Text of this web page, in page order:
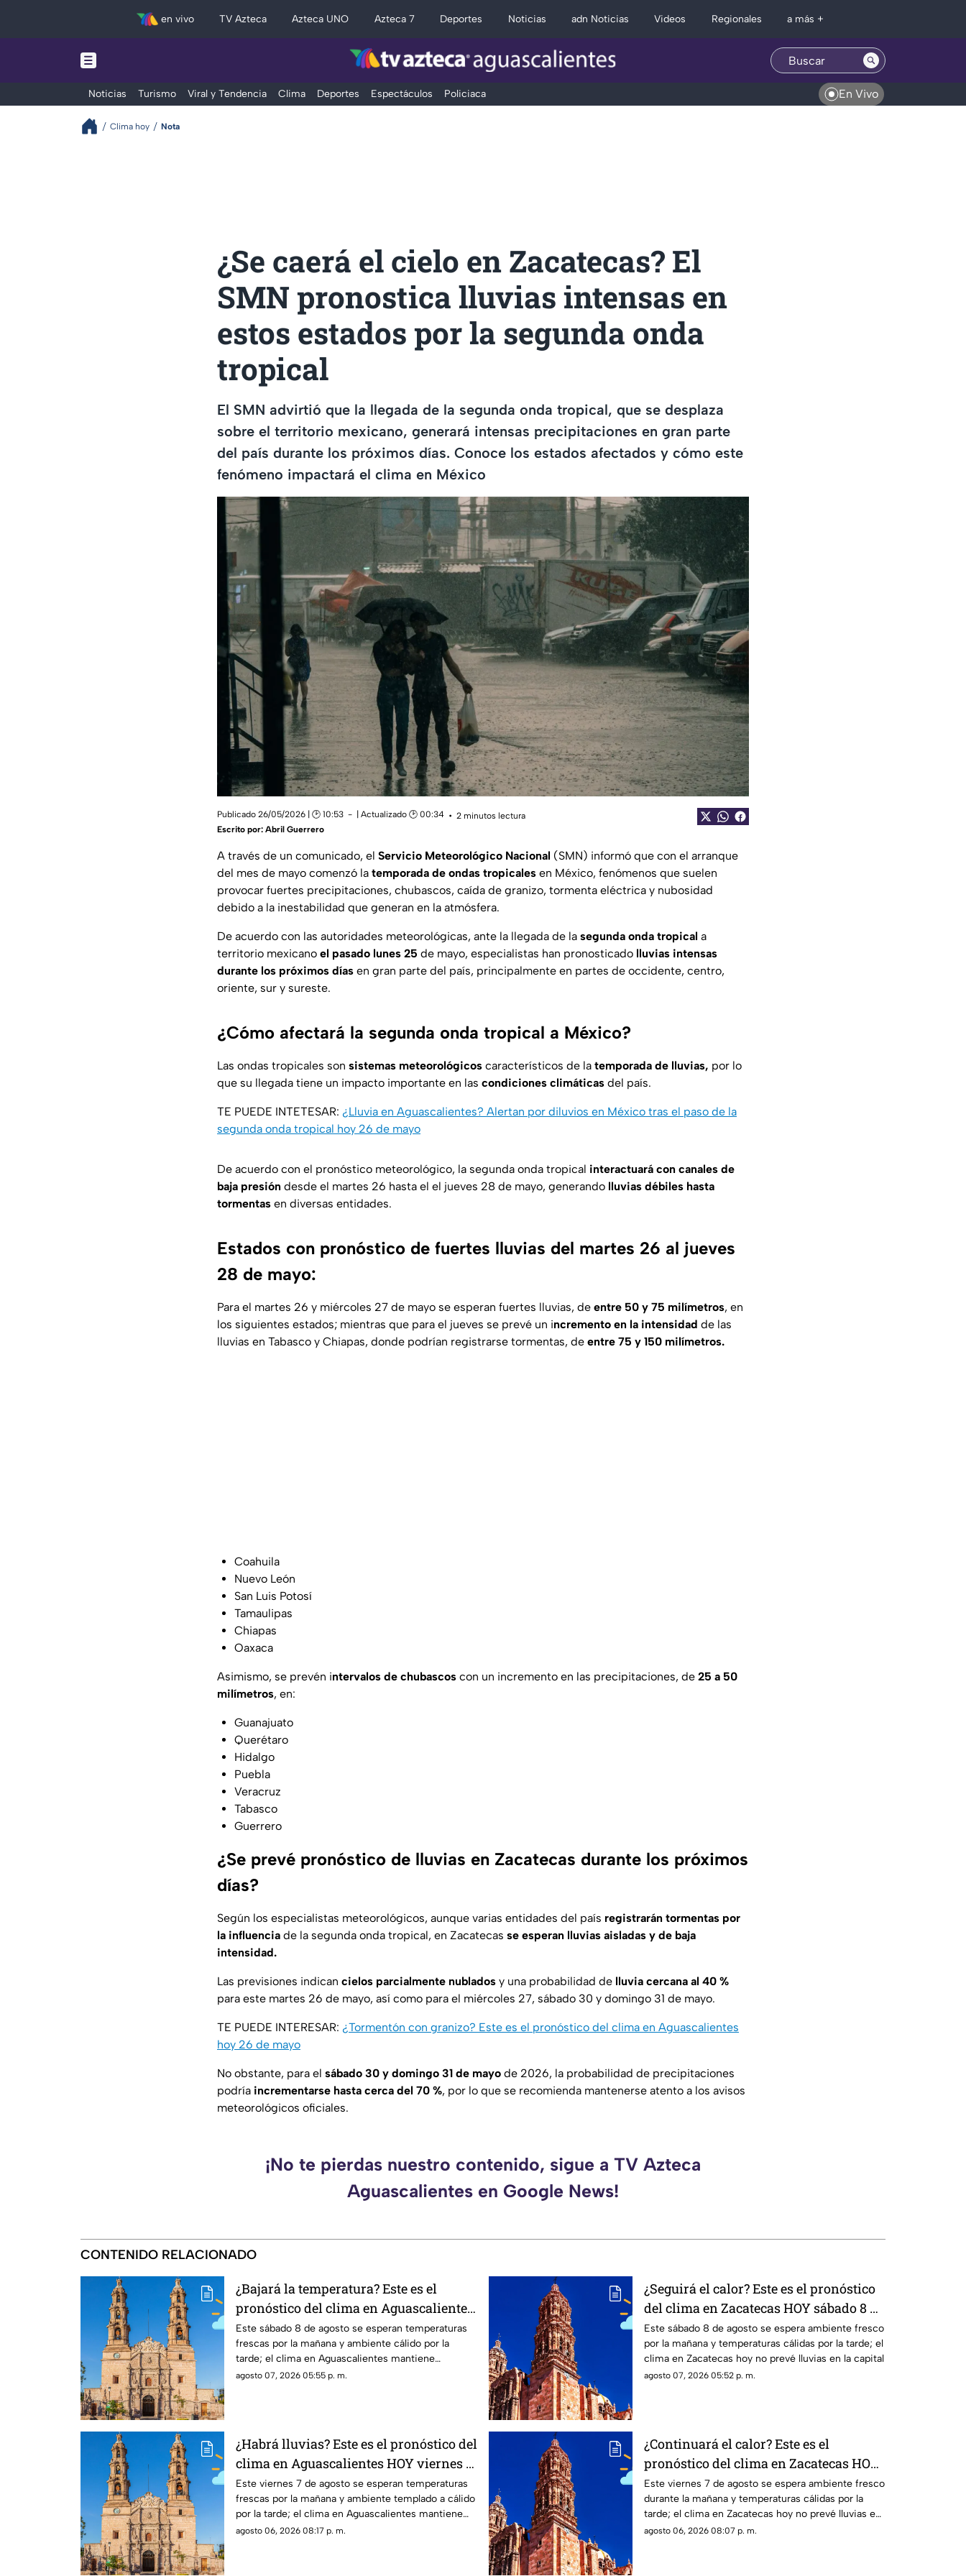
en vivo TV Azteca Azteca UNO Azteca 7 Deportes Noticias adn Noticias Videos Regionales a más +
Noticias Turismo Viral y Tendencia Clima Deportes Espectáculos Policiaca En Vivo
Clima hoy Nota
¿Se caerá el cielo en Zacatecas? El
SMN pronostica lluvias intensas en
estos estados por la segunda onda
tropical
El SMN advirtió que la llegada de la segunda onda tropical, que se desplaza
sobre el territorio mexicano, generará intensas precipitaciones en gran parte
del país durante los próximos días. Conoce los estados afectados y cómo este
fenómeno impactará el clima en México
Publicado 26/05/2026 | 🕑 10:53 | Actualizado 🕑 00:34
2 minutos lectura
Escrito por: Abril Guerrero
A través de un comunicado, el Servicio Meteorológico Nacional (SMN) informó que con el arranque
del mes de mayo comenzó la temporada de ondas tropicales en México, fenómenos que suelen
provocar fuertes precipitaciones, chubascos, caída de granizo, tormenta eléctrica y nubosidad
debido a la inestabilidad que generan en la atmósfera.
De acuerdo con las autoridades meteorológicas, ante la llegada de la segunda onda tropical a
territorio mexicano el pasado lunes 25 de mayo, especialistas han pronosticado lluvias intensas
durante los próximos días en gran parte del país, principalmente en partes de occidente, centro,
oriente, sur y sureste.
¿Cómo afectará la segunda onda tropical a México?
Las ondas tropicales son sistemas meteorológicos característicos de la temporada de lluvias, por lo
que su llegada tiene un impacto importante en las condiciones climáticas del país.
TE PUEDE INTETESAR: ¿Lluvia en Aguascalientes? Alertan por diluvios en México tras el paso de la
segunda onda tropical hoy 26 de mayo
De acuerdo con el pronóstico meteorológico, la segunda onda tropical interactuará con canales de
baja presión desde el martes 26 hasta el el jueves 28 de mayo, generando lluvias débiles hasta
tormentas en diversas entidades.
Estados con pronóstico de fuertes lluvias del martes 26 al jueves
28 de mayo:
Para el martes 26 y miércoles 27 de mayo se esperan fuertes lluvias, de entre 50 y 75 milímetros, en
los siguientes estados; mientras que para el jueves se prevé un incremento en la intensidad de las
lluvias en Tabasco y Chiapas, donde podrían registrarse tormentas, de entre 75 y 150 milímetros.
Coahuila
Nuevo León
San Luis Potosí
Tamaulipas
Chiapas
Oaxaca
Asimismo, se prevén intervalos de chubascos con un incremento en las precipitaciones, de 25 a 50
milímetros, en:
Guanajuato
Querétaro
Hidalgo
Puebla
Veracruz
Tabasco
Guerrero
¿Se prevé pronóstico de lluvias en Zacatecas durante los próximos
días?
Según los especialistas meteorológicos, aunque varias entidades del país registrarán tormentas por
la influencia de la segunda onda tropical, en Zacatecas se esperan lluvias aisladas y de baja
intensidad.
Las previsiones indican cielos parcialmente nublados y una probabilidad de lluvia cercana al 40 %
para este martes 26 de mayo, así como para el miércoles 27, sábado 30 y domingo 31 de mayo.
TE PUEDE INTERESAR: ¿Tormentón con granizo? Este es el pronóstico del clima en Aguascalientes
hoy 26 de mayo
No obstante, para el sábado 30 y domingo 31 de mayo de 2026, la probabilidad de precipitaciones
podría incrementarse hasta cerca del 70 %, por lo que se recomienda mantenerse atento a los avisos
meteorológicos oficiales.
¡No te pierdas nuestro contenido, sigue a TV Azteca
Aguascalientes en Google News!
CONTENIDO RELACIONADO
¿Bajará la temperatura? Este es el
pronóstico del clima en Aguascalientes
HOY sábado 8 de agosto
Este sábado 8 de agosto se esperan temperaturas
frescas por la mañana y ambiente cálido por la
tarde; el clima en Aguascalientes mantiene
probabilidad de lluvias
agosto 07, 2026 05:55 p. m.
¿Seguirá el calor? Este es el pronóstico
del clima en Zacatecas HOY sábado 8 de
agosto
Este sábado 8 de agosto se espera ambiente fresco
por la mañana y temperaturas cálidas por la tarde; el
clima en Zacatecas hoy no prevé lluvias en la capital
agosto 07, 2026 05:52 p. m.
¿Habrá lluvias? Este es el pronóstico del
clima en Aguascalientes HOY viernes 7
de agosto
Este viernes 7 de agosto se esperan temperaturas
frescas por la mañana y ambiente templado a cálido
por la tarde; el clima en Aguascalientes mantiene
pronóstico de lluvias
agosto 06, 2026 08:17 p. m.
¿Continuará el calor? Este es el
pronóstico del clima en Zacatecas HOY
viernes 7 de agosto
Este viernes 7 de agosto se espera ambiente fresco
durante la mañana y temperaturas cálidas por la
tarde; el clima en Zacatecas hoy no prevé lluvias en
la capital
agosto 06, 2026 08:07 p. m.